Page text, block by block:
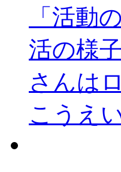
「活動
活の様
さんは
こうえ